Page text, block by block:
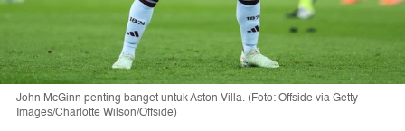
John McGinn penting banget untuk Aston Villa. (Foto: Offside via Getty
Images/Charlotte Wilson/Offside)